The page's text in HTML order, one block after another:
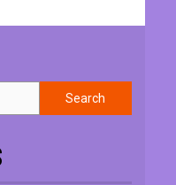
Search